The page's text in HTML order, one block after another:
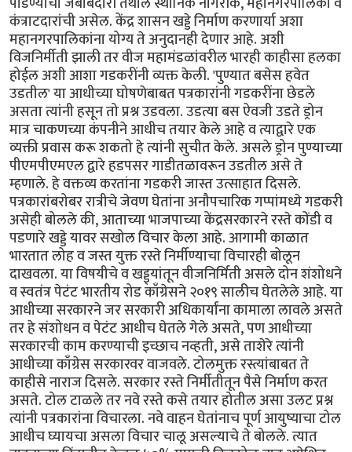
कंत्राटदारांची असेल. केंद्र शासन खड्डे निर्माण करणार्या अशा
महानगरपालिकांना योग्य ते अनुदानही देणार आहे. अशी
विजनिर्मीती झाली तर वीज महामंडळांवरील भारही काहीसा हलका
होईल अशी आशा गडकरींनी व्यक्त केली. 'पुण्यात बसेस हवेत
उडतील' या आधीच्या घोषणेबाबत पत्रकारांनी गडकरींना छेडले
असता त्यांनी हसून तो प्रश्न उडवला. उडत्या बस ऐवजी उडते ड्रोन
मात्र चाकणच्या कंपनीने आधीच तयार केले आहे व त्याद्वारे एक
व्यक्ती प्रवास करू शकतो हे त्यांनी सुचीत केले. असले ड्रोन पुण्याच्या
पीएमपीएमएल द्वारे हडपसर गाडीतळावरून उडतील असे ते
म्हणाले. हे वक्तव्य करतांना गडकरी जास्त उत्साहात दिसले.
पत्रकारांबरोबर रात्रीचे जेवण घेतांना अनौपचारिक गप्पांमध्ये गडकरी
असेही बोलले की, आताच्या भाजपाच्या केंद्रसरकारने रस्ते कोंडी व
पडणारे खड्डे यावर सखोल विचार केला आहे. आगामी काळात
भारतात लोह व जस्त युक्त रस्ते निर्मीण्याचा विचारही बोलून
दाखवला. या विषयीचे व खड्ड्यांतून वीजनिर्मिती असले दोन शंशोधने
व स्वतंत्र पेटंट भारतीय रोड काँग्रेसने २०१९ सालीच घेतलेले आहे. या
आधीच्या सरकारने जर सरकारी अधिकार्यांना कामाला लावले असते
तर हे संशोधन व पेटंट आधीच घेतले गेले असते, पण आधीच्या
सरकारची काम करण्याची इच्छाच नव्हती, असे ताशेरे त्यांनी
आधीच्या काँग्रेस सरकारवर वाजवले. टोलमुक्त रस्त्यांबाबत ते
काहीसे नाराज दिसले. सरकार रस्ते निर्मीतीतून पैसे निर्माण करत
असते. टोल टाळले तर नवे रस्ते कसे तयार होतील असा उलट प्रश्न
त्यांनी पत्रकारांना विचारला. नवे वाहन घेतांनाच पूर्ण आयुष्याचा टोल
आधीच घ्यायचा असला विचार चालू असल्याचे ते बोलले. त्यात